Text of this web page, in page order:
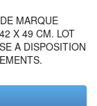
MARQUE
X 49 CM. LOT
A DISPOSITION